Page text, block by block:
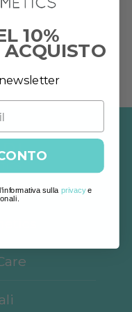
10%
sulla privacye